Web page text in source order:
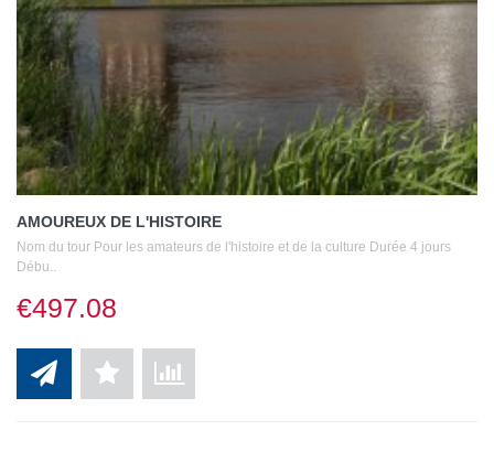
AMOUREUX DE L'HISTOIRE
Nom du tour Pour les amateurs de l'histoire et de la culture Durée 4 jours
Débu..
€497.08